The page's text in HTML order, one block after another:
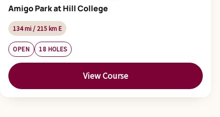
Amigo Park at Hill College
134 mi / 215 km E
OPEN 18 HOLES
View Course